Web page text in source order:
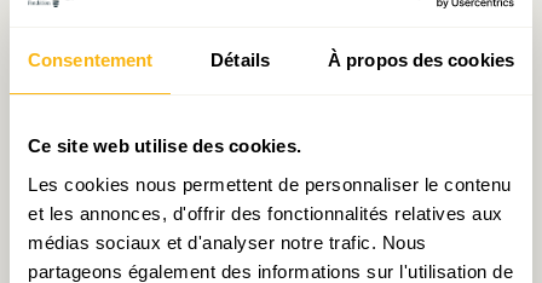
Consentement Détails À propos des cookies
Ce site web utilise des cookies.
Les cookies nous permettent de personnaliser le contenu
et les annonces, d'offrir des fonctionnalités relatives aux
médias sociaux et d'analyser notre trafic. Nous
partageons également des informations sur l'utilisation de
Écrit par Sarah Mellouet
Prendre contact avec Sarah Mellouet